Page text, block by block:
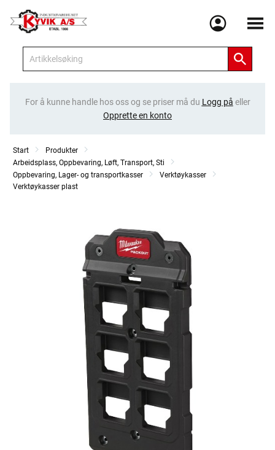
Meny
For å kunne handle hos oss og se priser må du Logg på eller
Opprette en konto
Start
Produkter
Arbeidsplass, Oppbevaring, Løft, Transport, Sti
Oppbevaring, Lager- og transportkasser
Verktøykasser
Verktøykasser plast